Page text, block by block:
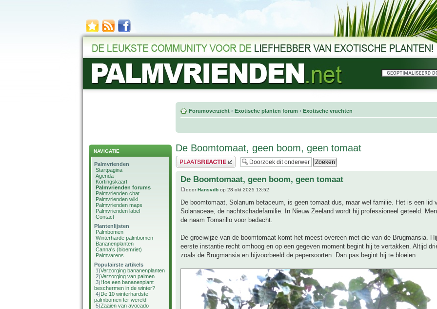
NAVIGATIE
Palmvrienden
Startpagina
Agenda
Kortingskaart
Palmvrienden forums
Palmvrienden chat
Palmvrienden wiki
Palmvrienden maps
Palmvrienden label
Contact
Plantenlijsten
Palmbomen
Winterharde palmbomen
Bananenplanten
Canna's (bloemriet)
Palmvarens
Populairste artikels
1)Verzorging bananenplanten
2)Verzorging van palmen
3)Hoe een bananenplant
beschermen in de winter?
4)De 10 winterhardste
palmbomen ter wereld
5)Zaaien van avocado
Forumoverzicht ‹ Exotische planten forum ‹ Exotische vruchten
De Boomtomaat, geen boom, geen tomaat
Plaats een reactie
De Boomtomaat, geen boom, geen tomaat
doorHansvdb op 28 okt 2025 13:52
De boomtomaat, Solanum betaceum, is geen tomaat dus, maar wel familie. Het is een lid
Solanaceae, de nachtschadefamilie. In Nieuw Zeeland wordt hij professioneel geteeld.
de naam Tomarillo voor bedacht.
De groeiwijze van de boomtomaat komt het meest overeen met die van de Brugmansia.
eerste instantie recht omhoog en op een gegeven moment begint hij te vertakken. Altijd
zoals de Brugmansia en bijvoorbeeld de pepersoorten. Dan pas begint hij te bloeien.